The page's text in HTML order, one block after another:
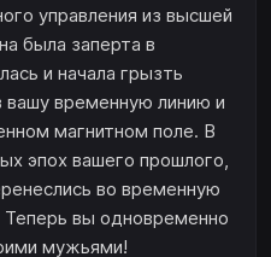
управления из высшей
была заперта в
и начала грызть
вашу временную линию и
магнитном поле. В
эпох вашего прошлого,
во временную
вы одновременно
мужьями!